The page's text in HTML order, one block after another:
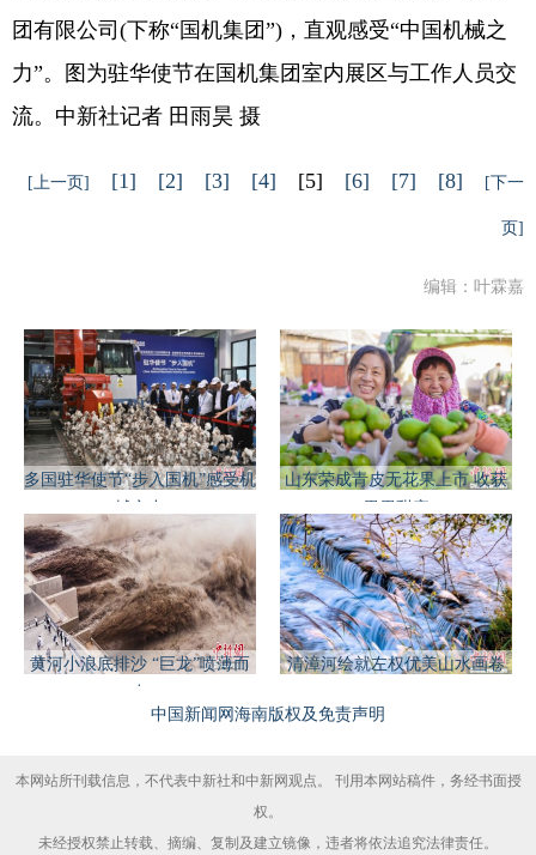
团有限公司(下称“国机集团”)，直观感受“中国机械之
力”。图为驻华使节在国机集团室内展区与工作人员交
流。中新社记者 田雨昊 摄
[上一页] [1] [2] [3] [4] [5] [6] [7] [8] [下一
页]
编辑：叶霖嘉
多国驻华使节“步入国机”感受机
山东荣成青皮无花果上市 收获
黄河小浪底排沙 “巨龙”喷薄而
清漳河绘就左权优美山水画卷
中国新闻网海南版权及免责声明
本网站所刊载信息，不代表中新社和中新网观点。 刊用本网站稿件，务经书面授
权。
未经授权禁止转载、摘编、复制及建立镜像，违者将依法追究法律责任。